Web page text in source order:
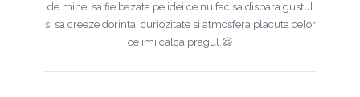
de mine, sa fie bazata pe idei ce nu fac sa dispara gustul
si sa creeze dorinta, curiozitate si atmosfera placuta celor
ce imi calca pragul.😃